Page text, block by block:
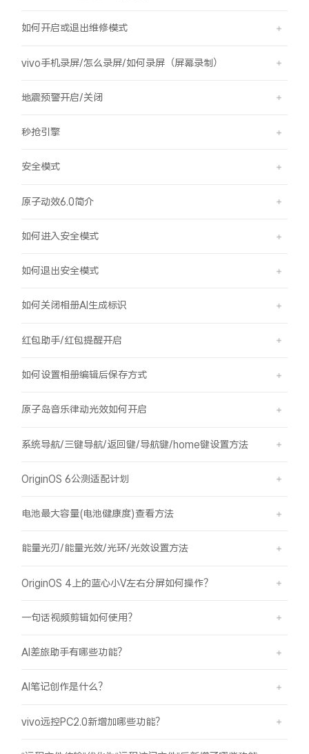
如何开启或退出维修模式
vivo手机录屏/怎么录屏/如何录屏（屏幕录制）
地震预警开启/关闭
秒抢引擎
安全模式
原子动效6.0简介
如何进入安全模式
如何退出安全模式
如何关闭相册AI生成标识
红包助手/红包提醒开启
如何设置相册编辑后保存方式
原子岛音乐律动光效如何开启
系统导航/三键导航/返回键/导航键/home键设置方法
OriginOS 6公测适配计划
电池最大容量(电池健康度)查看方法
能量光刃/能量光效/光环/光效设置方法
OriginOS 4上的蓝心小V左右分屏如何操作？
一句话视频剪辑如何使用？
AI差旅助手有哪些功能？
AI笔记创作是什么？
vivo远控PC2.0新增加哪些功能？